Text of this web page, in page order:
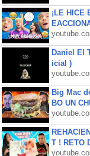
¡LE HICE
Daniel El
icial )
Big Mac
BO UN
T ! RETO